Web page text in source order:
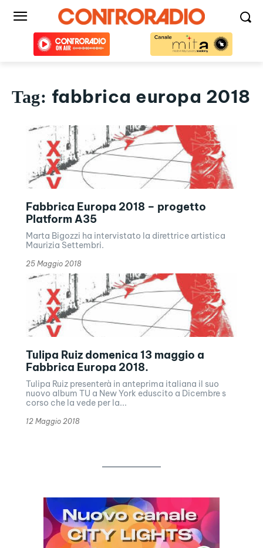
Tag: fabbrica europa 2018
Fabbrica Europa 2018 – progetto
Platform A35
Marta Bigozzi ha intervistato la direttrice artistica
Maurizia Settembri.
25 Maggio 2018
Tulipa Ruiz domenica 13 maggio a
Fabbrica Europa 2018.
Tulipa Ruiz presenterà in anteprima italiana il suo
nuovo album TU a New York eduscito a Dicembre s
corso che la vede per la...
12 Maggio 2018